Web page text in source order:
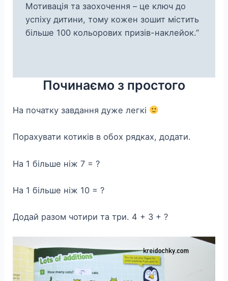
Мотивація та заохочення – це ключ до
успіху дитини, тому кожен зошит містить
більше 100 кольорових призів-наклейок.”
Починаємо з простого
На початку завдання дуже легкі
Порахувати котиків в обох рядках, додати.
На 1 більше ніж 7 = ?
На 1 більше ніж 10 = ?
Додай разом чотири та три. 4 + 3 + ?